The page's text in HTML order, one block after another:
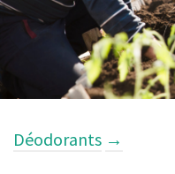
Déodorants →